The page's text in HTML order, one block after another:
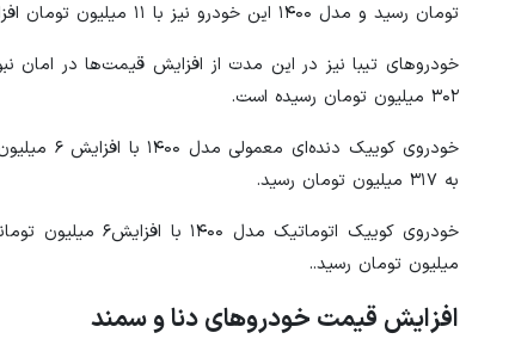
تومان رسید و مدل ۱۴۰۰ این خودرو نیز با ۱۱ میلیون تومان افزایش به ۲۵۵ میلیون تومان رسید.
۳۰۲ میلیون تومان رسیده‌ است.
به ۳۱۷ میلیون تومان رسید.
میلیون تومان رسید..
افزایش قیمت خودروهای دنا و سمند